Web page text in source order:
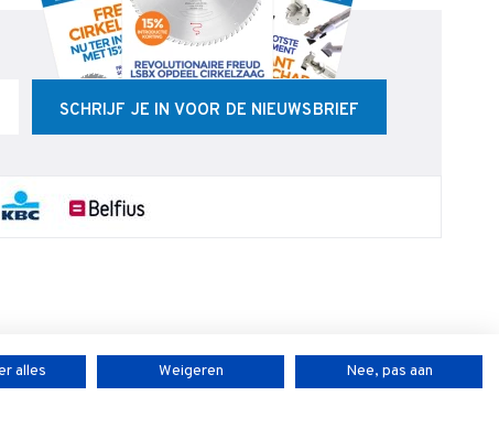
SCHRIJF JE IN VOOR DE NIEUWSBRIEF
alles Weigeren Nee, pas aan